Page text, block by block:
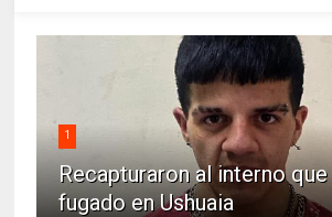
1
Recapturaron al interno
fugado en Ushuaia